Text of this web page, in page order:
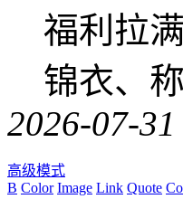
福利拉
锦衣、称
2026-07-31
高级模式
B Color Image Link Quote